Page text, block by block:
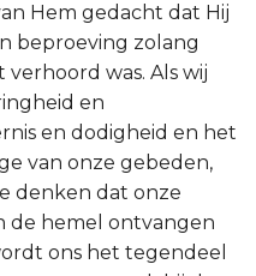
Hem gedacht dat Hij
beproeving zolang
was. Als wij
en
en dodigheid en het
van onze gebeden,
denken dat onze
de hemel ontvangen
ons het tegendeel